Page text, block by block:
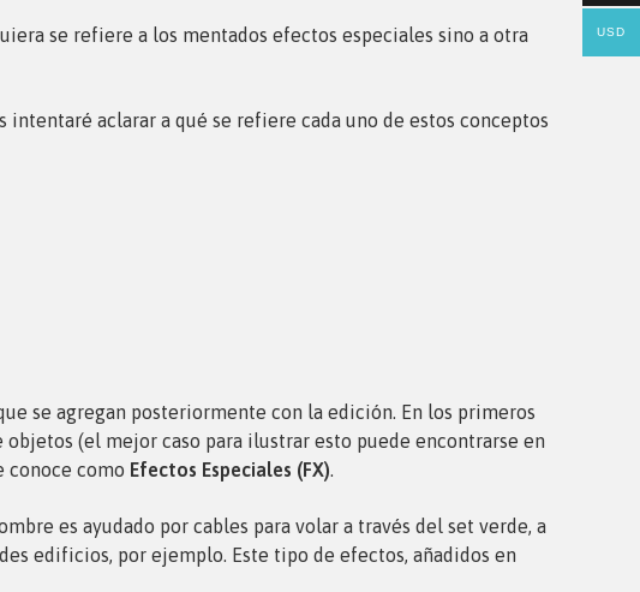
se refiere a los mentados efectos especiales sino a otra
aclarar a qué se refiere cada uno de estos conceptos
se agregan posteriormente con la edición. En los primeros
(el mejor caso para ilustrar esto puede encontrarse en
conoce como Efectos Especiales (FX).
es ayudado por cables para volar a través del set verde, a
edificios, por ejemplo. Este tipo de efectos, añadidos en
USD